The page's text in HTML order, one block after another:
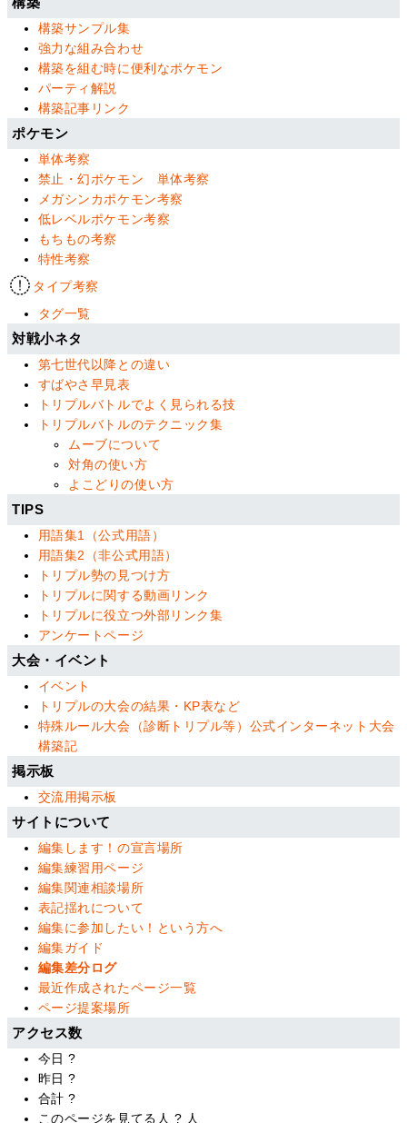
構築サンプル集
強力な組み合わせ
構築を組む時に便利なポケモン
パーティ解説
構築記事リンク
ポケモン
単体考察
禁止・幻ポケモン 単体考察
メガシンカポケモン考察
低レベルポケモン考察
もちもの考察
特性考察
タイプ考察
タグ一覧
対戦小ネタ
第七世代以降との違い
すばやさ早見表
トリプルバトルでよく見られる技
トリプルバトルのテクニック集
ムーブについて
対角の使い方
よこどりの使い方
TIPS
用語集1（公式用語）
用語集2（非公式用語）
トリプル勢の見つけ方
トリプルに関する動画リンク
トリプルに役立つ外部リンク集
アンケートページ
大会・イベント
イベント
トリプルの大会の結果・KP表など
特殊ルール大会（診断トリプル等）公式インターネット大会
構築記
掲示板
交流用掲示板
サイトについて
編集します！の宣言場所
編集練習用ページ
編集関連相談場所
表記揺れについて
編集に参加したい！という方へ
編集ガイド
編集差分ログ
最近作成されたページ一覧
ページ提案場所
アクセス数
今日?
昨日?
合計?
このページを見てる人 ? 人